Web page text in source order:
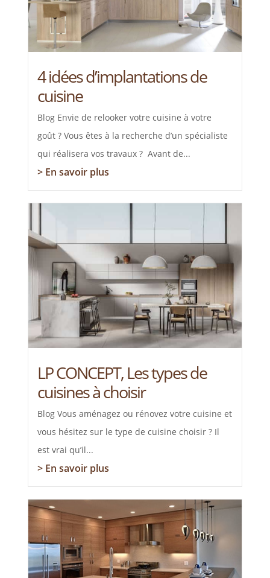
4 idées d’implantations de
cuisine
Blog Envie de relooker votre cuisine à votre
goût ? Vous êtes à la recherche d’un spécialiste
qui réalisera vos travaux ? Avant de...
> En savoir plus
LP CONCEPT, Les types de
cuisines à choisir
Blog Vous aménagez ou rénovez votre cuisine et
vous hésitez sur le type de cuisine choisir ? Il
est vrai qu’il...
> En savoir plus